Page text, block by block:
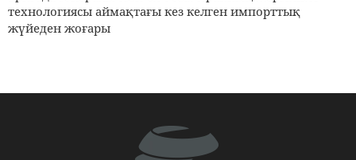
технологиясы аймақтағы кез келген импорттық
жүйеден жоғары